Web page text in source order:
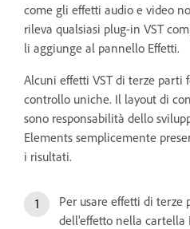
come gli effetti audio e video
rileva qualsiasi plug-in VST
li aggiunge al pannello Effetti.
Alcuni effetti VST di terze parti
controllo uniche. Il layout di
sono responsabilità dello
Elements semplicemente
i risultati.
Per usare effetti di
dell'effetto nella cartella